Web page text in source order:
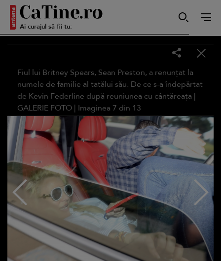
Ai curajul să fii tu:
Smart
Sensibilă
Puternică
Fiul lui Britney Spears, Sean Preston, a renunțat la
numele de familie al tatălui său. De ce s-a îndepărtat
de Kevin Federline după reuniunea cu cântăreața |
GALERIE FOTO | Imaginea 7 din 13